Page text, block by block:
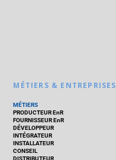
MÉTIERS & ENTREPRISES
MÉTIERS
PRODUCTEUR EnR
FOURNISSEUR EnR
DÉVELOPPEUR
INTÉGRATEUR
INSTALLATEUR
CONSEIL
DISTRIBUTEUR